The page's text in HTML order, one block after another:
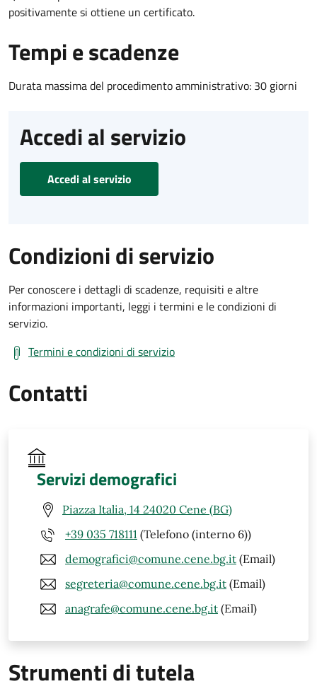
positivamente si ottiene un certificato.
Tempi e scadenze
Durata massima del procedimento amministrativo: 30 giorni
Accedi al servizio
Accedi al servizio
Condizioni di servizio
Per conoscere i dettagli di scadenze, requisiti e altre
informazioni importanti, leggi i termini e le condizioni di
servizio.
Termini e condizioni di servizio
Contatti
Servizi demografici
Piazza Italia, 14 24020 Cene (BG)
+39 035 718111 (Telefono (interno 6))
demografici@comune.cene.bg.it (Email)
segreteria@comune.cene.bg.it (Email)
anagrafe@comune.cene.bg.it (Email)
Strumenti di tutela